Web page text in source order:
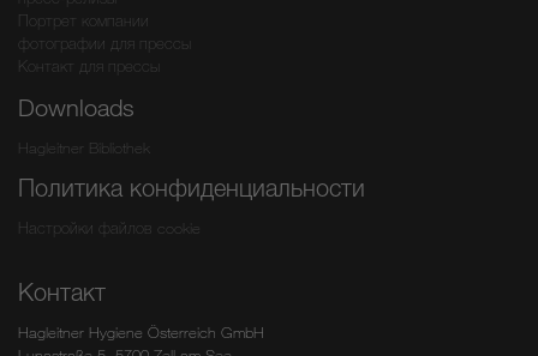
Портрет компании
фотографии для прессы
Контакт для прессы
Downloads
Hagleitner Bibliothek
Политика конфиденциальности
Настройки файлов cookie
Контакт
Hagleitner Hygiene Österreich GmbH